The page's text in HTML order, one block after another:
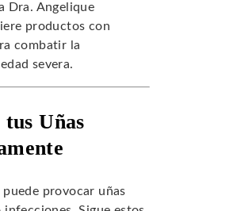
Dra. Angelique
productos con
combatir la
severa.
Uñas
provocar uñas